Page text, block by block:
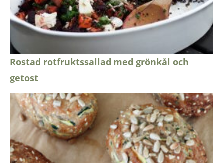
Rostad rotfruktssallad med grönkål och
getost